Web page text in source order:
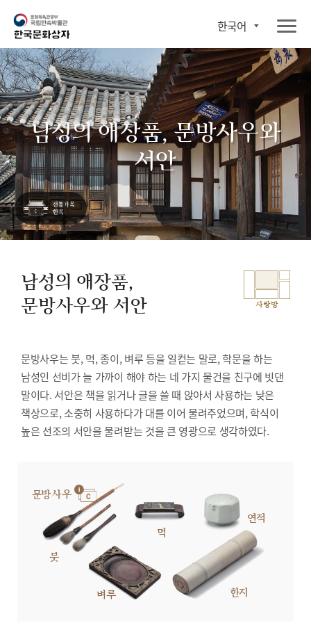
한국어
남성의 애장품, 문방사우와
서안
남성의 애장품,
문방사우와 서안
사랑방
문방사우는 붓, 먹, 종이, 벼루 등을 일컫는 말로, 학문을 하는
남성인 선비가 늘 가까이 해야 하는 네 가지 물건을 친구에 빗댄
말이다. 서안은 책을 읽거나 글을 쓸 때 앉아서 사용하는 낮은
책상으로, 소중히 사용하다가 대를 이어 물려주었으며, 학식이
높은 선조의 서안을 물려받는 것을 큰 영광으로 생각하였다.
문방사우
붓
먹
연적
벼루 한지